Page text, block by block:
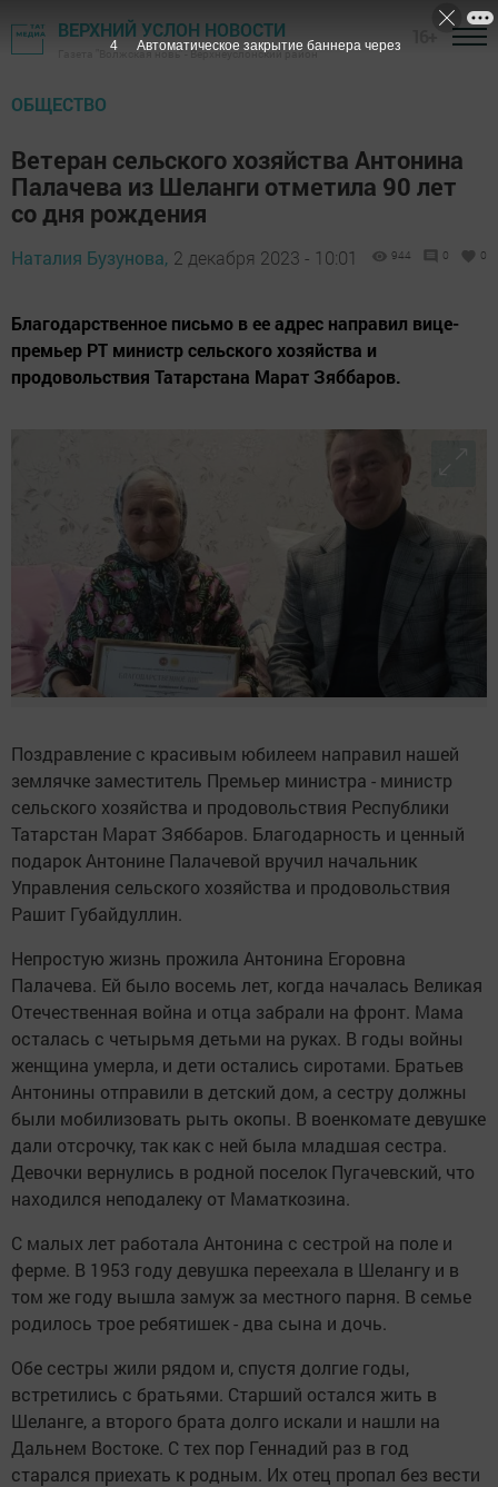
ВЕРХНИЙ УСЛОН НОВОСТИ
Газета "Волжская новь" - Верхнеуслонский район
ОБЩЕСТВО
Ветеран сельского хозяйства Антонина
Палачева из Шеланги отметила 90 лет
со дня рождения
Наталия Бузунова, 2 декабря 2023 - 10:01 944 0 0
Благодарственное письмо в ее адрес направил вице-
премьер РТ министр сельского хозяйства и
продовольствия Татарстана Марат Зяббаров.
Поздравление с красивым юбилеем направил нашей
землячке заместитель Премьер министра - министр
сельского хозяйства и продовольствия Республики
Татарстан Марат Зяббаров. Благодарность и ценный
подарок Антонине Палачевой вручил начальник
Управления сельского хозяйства и продовольствия
Рашит Губайдуллин.
Непростую жизнь прожила Антонина Егоровна
Палачева. Ей было восемь лет, когда началась Великая
Отечественная война и отца забрали на фронт. Мама
осталась с четырьмя детьми на руках. В годы войны
женщина умерла, и дети остались сиротами. Братьев
Антонины отправили в детский дом, а сестру должны
были мобилизовать рыть окопы. В военкомате девушке
дали отсрочку, так как с ней была младшая сестра.
Девочки вернулись в родной поселок Пугачевский, что
находился неподалеку от Маматкозина.
С малых лет работала Антонина с сестрой на поле и
ферме. В 1953 году девушка переехала в Шелангу и в
том же году вышла замуж за местного парня. В семье
родилось трое ребятишек - два сына и дочь.
Обе сестры жили рядом и, спустя долгие годы,
встретились с братьями. Старший остался жить в
Шеланге, а второго брата долго искали и нашли на
Дальнем Востоке. С тех пор Геннадий раз в год
старался приехать к родным. Их отец пропал без вести
3 Автоматическое закрытие баннера через